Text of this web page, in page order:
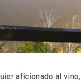
aficionado al vino,
Fueros 2026 de
Feria de